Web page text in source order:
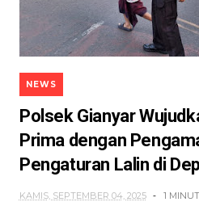
NEWS
Polsek Gianyar
Prima dengan
Pengaturan Lalin di
KAMIS, SEPTEMBER 04, 2025 1